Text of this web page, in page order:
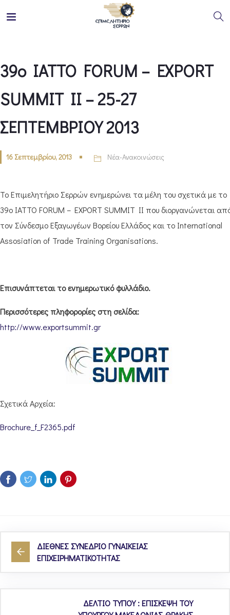
39o IATTO FORUM – EXPORT
SUMMIT II – 25-27
ΣΕΠΤΕΜΒΡΙΟΥ 2013
16 Σεπτεμβρίου, 2013 Νέα-Ανακοινώσεις
Το Επιμελητήριο Σερρών ενημερώνει τα μέλη του σχετικά με το
39ο ΙΑΤΤΟ FORUM – EXPORT SUMMIT II που διοργανώνεται
τον Σύνδεσμο Εξαγωγέων Βορείου Ελλάδος και το International
Assosiation of Trade Training Organisations.
Επισυνάπτεται το ενημερωτικό φυλλάδιο.
Περισσότερες πληφορορίες στη σελίδα:
http://www.exportsummit.gr
Σχετικά Αρχεία:
Brochure_f_F2365.pdf
ΔΙΕΘΝΕΣ ΣΥΝΕΔΡΙΟ ΓΥΝΑΙΚΕΙΑΣ
ΕΠΙΧΕΙΡΗΜΑΤΙΚΟΤΗΤΑΣ
ΔΕΛΤΙΟ ΤΥΠΟΥ : ΕΠΙΣΚΕΨΗ ΤΟΥ